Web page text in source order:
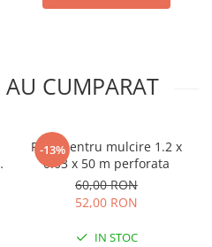
CUMPARAT
-13%
Folie pentru mulcire 1.2 x
0.03 x 50 m perforata
60,00 RON
52,00 RON
IN STOC